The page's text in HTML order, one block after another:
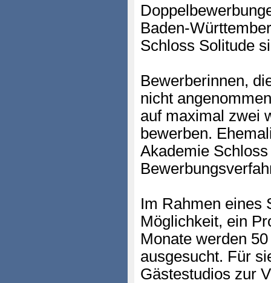
Baden-
Schloss Solitude
Bewerberinnen,
nicht
auf maximal zwei
bewerben.
Akademie
Im Rahmen eines
Möglichkeit, ein
Monate werden
ausgesucht. Für
Gästestudios zur